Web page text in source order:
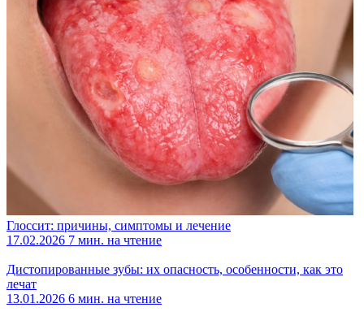
Глоссит: причины, симптомы и лечение
17.02.2026 7 мин. на чтение
Дистопированные зубы: их опасность, особенности, как это
лечат
13.01.2026 6 мин. на чтение